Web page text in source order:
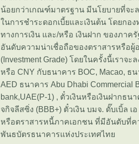
น้อยกว่าเกณฑ์มาตรฐาน มีนโยบายที่จ
นการชำระดอกเบี้ยและเงินต้น โดยกอ
ทางการเงิน และ/หรือ เงินฝาก ของภา
อันดับความน่าเชื่อถือของตราสารหรือ
(Investment Grade) โดยในครั้งนี้เราจ
หรือ CNY กับธนาคาร BOC, Macao, ธ
AED ธนาคาร Abu Dhabi Commercial
bank,UAE(P-1) , ตั๋วเงินหรือเงินฝากธน
จกิจลีสซิ่ง (BBB+) ตั๋วเงิน บมจ. ดั๊บเบิ้ล เ
หรือตราสารหนี้ภาคเอกชน ที่มีอันดับที่ค
พันธบัตรธนาคารแห่งประเทศไท